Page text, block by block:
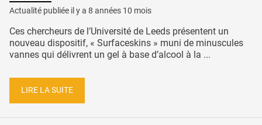
Actualité publiée il y a 8 années 10 mois
Ces chercheurs de l’Université de Leeds présentent un
nouveau dispositif, « Surfaceskins » muni de minuscules
vannes qui délivrent un gel à base d’alcool à la ...
LIRE LA SUITE